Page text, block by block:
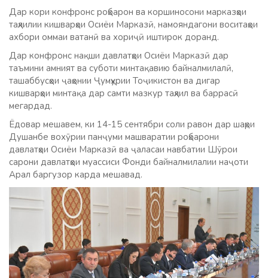
Дар кори конфронс роҳбарон ва коршиносони марказҳои
таҳлилии кишварҳои Осиёи Марказӣ, намояндагони воситаҳои
ахбори оммаи ватанӣ ва хориҷӣ иштирок доранд.
Дар конфронс нақши давлатҳои Осиёи Марказӣ дар
таъмини амният ва суботи минтақавию байналмилалӣ,
ташаббусҳои ҷаҳонии Ҷумҳурии Тоҷикистон ва дигар
кишварҳои минтақа дар самти мазкур таҳлил ва баррасӣ
мегардад.
Ёдовар мешавем, ки 14-15 сентябри соли равон дар шаҳри
Душанбе вохӯрии панҷуми машваратии роҳбарони
давлатҳои Осиёи Марказӣ ва ҷаласаи навбатии Шӯрои
сарони давлатҳои муассиси Фонди байналмилалии наҷоти
Арал баргузор карда мешавад.